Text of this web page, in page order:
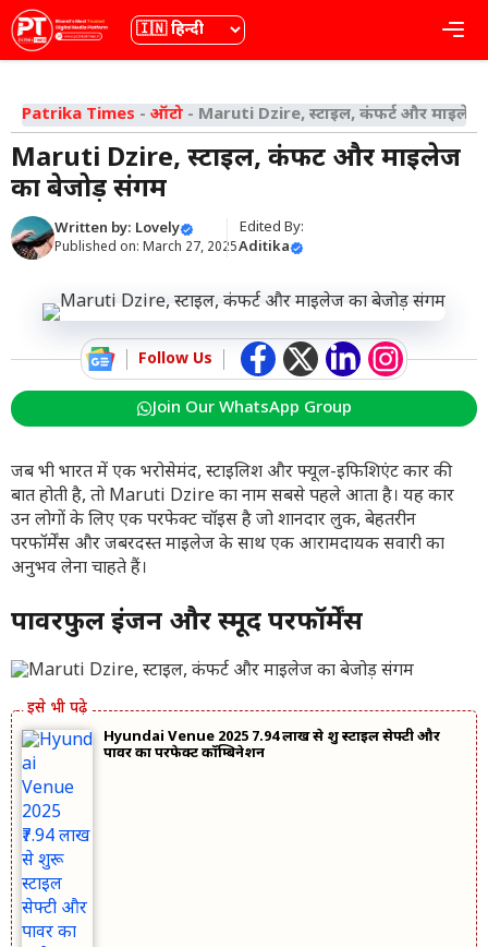
Skip
to
content
भाषा
Patrika Times - ऑटो - Maruti Dzire, स्टाइल, कंफर्ट और
Maruti Dzire, स्टाइल, कंफर्ट और माइलेज
का बेजोड़ संगम
Written by: Lovely
Published on: March 27, 2025
Edited By:
Aditika
Follow Us
Join Our WhatsApp Group
जब भी भारत में एक भरोसेमंद, स्टाइलिश और फ्यूल-इफिशिएंट कार की
बात होती है, तो Maruti Dzire का नाम सबसे पहले आता है। यह कार
उन लोगों के लिए एक परफेक्ट चॉइस है जो शानदार लुक, बेहतरीन
परफॉर्मेंस और जबरदस्त माइलेज के साथ एक आरामदायक सवारी का
अनुभव लेना चाहते हैं।
पावरफुल इंजन और स्मूद परफॉर्मेंस
Hyundai Venue 2025 ₹7.94 लाख से शुरू स्टाइल सेफ्टी और
पावर का परफेक्ट कॉम्बिनेशन